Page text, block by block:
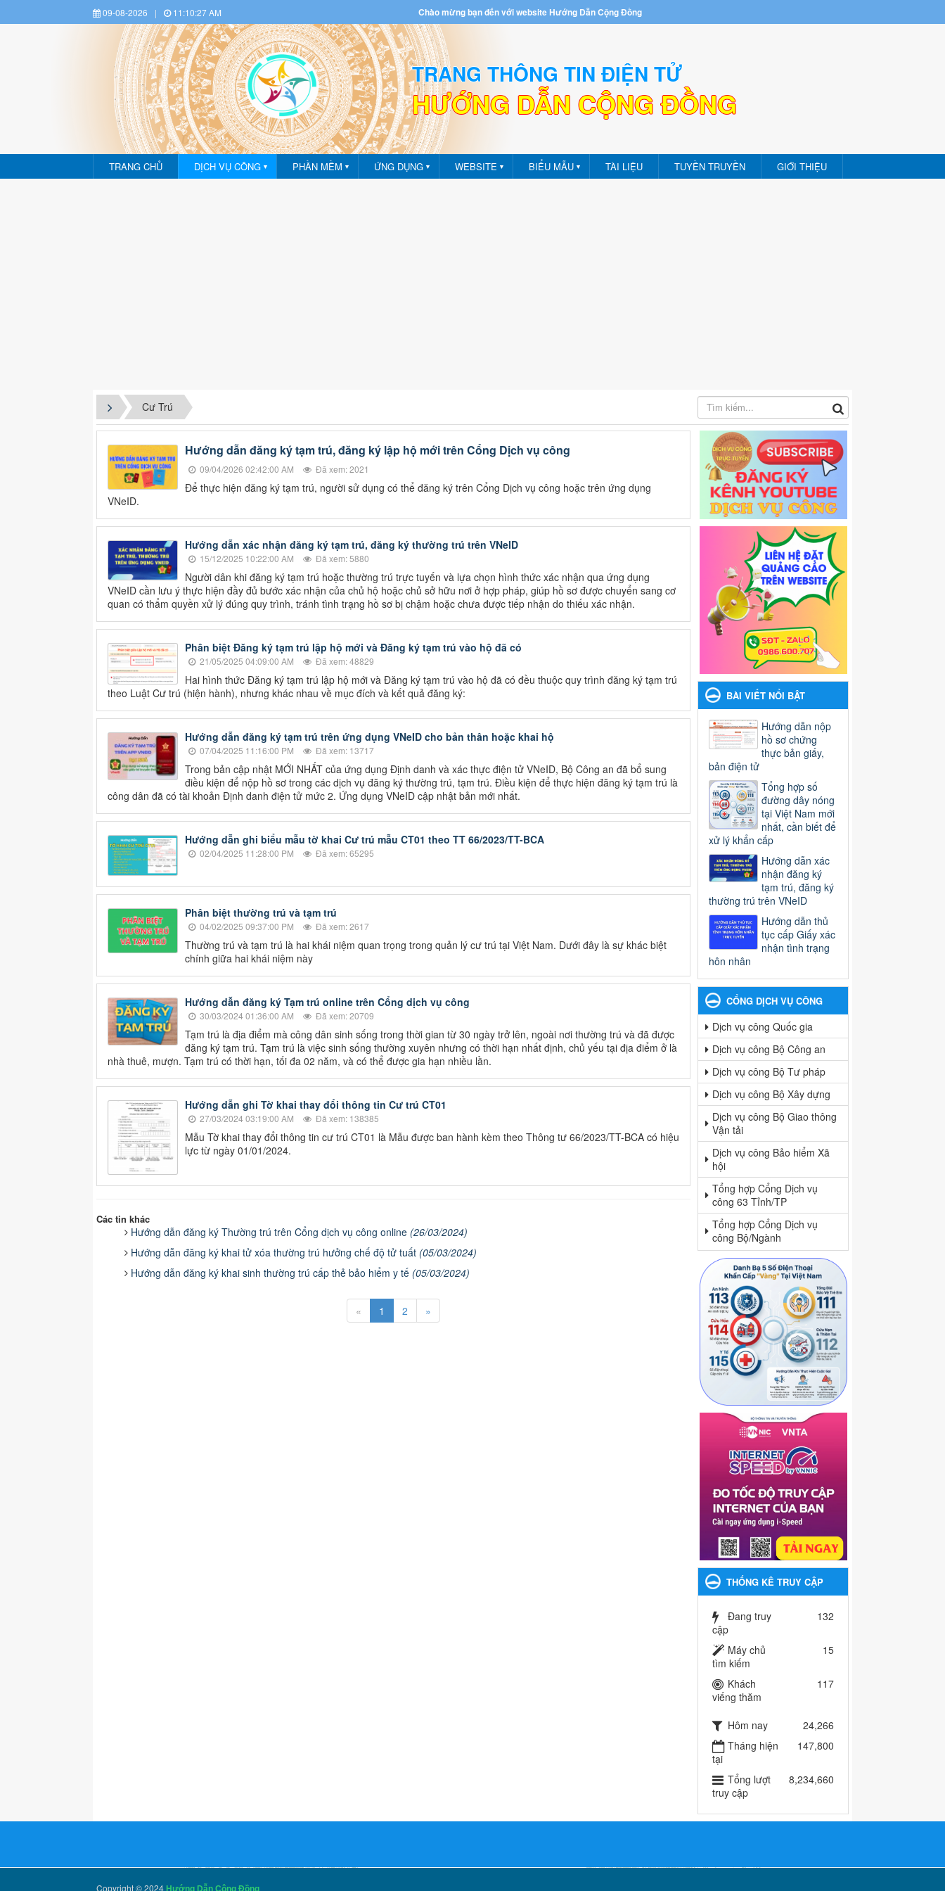
09-08-2026 | 11:10:28 AM Chào mừng bạn đến với website Hướng Dẫn Cộng Đồng
Dịch vụ công - Phần mềm - Ứng dụng
TRANG THÔNG TIN ĐIỆN TỬ
HƯỚNG DẪN CỘNG ĐỒNG
TRANG CHỦ DỊCH VỤ CÔNG ▼ PHẦN MỀM ▼ ỨNG DỤNG ▼ WEBSITE ▼ BIỂU MẪU ▼ TÀI LIỆU TUYỀN TRUYỀN GIỚI THIỆU
Cư Trú
Hướng dẫn đăng ký tạm trú, đăng ký lập hộ mới trên Cổng Dịch vụ công
09/04/2026 02:42:00 AM Đã xem: 2021
Để thực hiện đăng ký tạm trú, người sử dụng có thể đăng ký trên Cổng Dịch vụ công hoặc trên ứng dụng
VNeID.
Hướng dẫn xác nhận đăng ký tạm trú, đăng ký thường trú trên VNeID
15/12/2025 10:22:00 AM Đã xem: 5880
Người dân khi đăng ký tạm trú hoặc thường trú trực tuyến và lựa chọn hình thức xác nhận qua ứng dụng
VNeID cần lưu ý thực hiện đầy đủ bước xác nhận của chủ hộ hoặc chủ sở hữu nơi ở hợp pháp, giúp hồ sơ được chuyển sang cơ
quan có thẩm quyền xử lý đúng quy trình, tránh tình trạng hồ sơ bị chậm hoặc chưa được tiếp nhận do thiếu xác nhận.
Phân biệt Đăng ký tạm trú lập hộ mới và Đăng ký tạm trú vào hộ đã có
21/05/2025 04:09:00 AM Đã xem: 48829
Hai hình thức Đăng ký tạm trú lập hộ mới và Đăng ký tạm trú vào hộ đã có đều thuộc quy trình đăng ký tạm trú
theo Luật Cư trú (hiện hành), nhưng khác nhau về mục đích và kết quả đăng ký:
Hướng dẫn đăng ký tạm trú trên ứng dụng VNeID cho bản thân hoặc khai hộ
07/04/2025 11:16:00 PM Đã xem: 13717
Trong bản cập nhật MỚI NHẤT của ứng dụng Định danh và xác thực điện tử VNeID, Bộ Công an đã bổ sung
điều kiện để nộp hồ sơ trong các dịch vụ đăng ký thường trú, tạm trú. Điều kiện để thực hiện đăng ký tạm trú là
công dân đã có tài khoản Định danh điện tử mức 2. Ứng dụng VNeID cập nhật bản mới nhất.
Hướng dẫn ghi biểu mẫu tờ khai Cư trú mẫu CT01 theo TT 66/2023/TT-BCA
02/04/2025 11:28:00 PM Đã xem: 65295
Phân biệt thường trú và tạm trú
04/02/2025 09:37:00 PM Đã xem: 2617
Thường trú và tạm trú là hai khái niệm quan trọng trong quản lý cư trú tại Việt Nam. Dưới đây là sự khác biệt
chính giữa hai khái niệm này
Hướng dẫn đăng ký Tạm trú online trên Cổng dịch vụ công
30/03/2024 01:36:00 AM Đã xem: 20709
Tạm trú là địa điểm mà công dân sinh sống trong thời gian từ 30 ngày trở lên, ngoài nơi thường trú và đã được
đăng ký tạm trú. Tạm trú là việc sinh sống thường xuyên nhưng có thời hạn nhất định, chủ yếu tại địa điểm ở là
nhà thuê, mượn. Tạm trú có thời hạn, tối đa 02 năm, và có thể được gia hạn nhiều lần.
Hướng dẫn ghi Tờ khai thay đổi thông tin Cư trú CT01
27/03/2024 03:19:00 AM Đã xem: 138385
Mẫu Tờ khai thay đổi thông tin cư trú CT01 là Mẫu được ban hành kèm theo Thông tư 66/2023/TT-BCA có hiệu
lực từ ngày 01/01/2024.
Các tin khác
Hướng dẫn đăng ký Thường trú trên Cổng dịch vụ công online (26/03/2024)
Hướng dẫn đăng ký khai tử xóa thường trú hưởng chế độ tử tuất (05/03/2024)
Hướng dẫn đăng ký khai sinh thường trú cấp thẻ bảo hiểm y tế (05/03/2024)
« 1 2 »
BÀI VIẾT NỔI BẬT
Hướng dẫn nộp
hồ sơ chứng
thực bản giấy,
bản điện tử
Tổng hợp số
đường dây nóng
tại Việt Nam mới
nhất, cần biết để
xử lý khẩn cấp
Hướng dẫn xác
nhận đăng ký
tạm trú, đăng ký
thường trú trên VNeID
Hướng dẫn thủ
tục cấp Giấy xác
nhận tình trạng
hôn nhân
CỔNG DỊCH VỤ CÔNG
Dịch vụ công Quốc gia
Dịch vụ công Bộ Công an
Dịch vụ công Bộ Tư pháp
Dịch vụ công Bộ Xây dựng
Dịch vụ công Bộ Giao thông
Vận tải
Dịch vụ công Bảo hiểm Xã
hội
Tổng hợp Cổng Dịch vụ
công 63 Tỉnh/TP
Tổng hợp Cổng Dịch vụ
công Bộ/Ngành
THỐNG KÊ TRUY CẬP
Đang truy
cập
132
Máy chủ
tìm kiếm
15
Khách
viếng thăm
117
Hôm nay
24,266
Tháng hiện
tại
147,800
Tổng lượt
truy cập
8,234,660
Copyright © 2024